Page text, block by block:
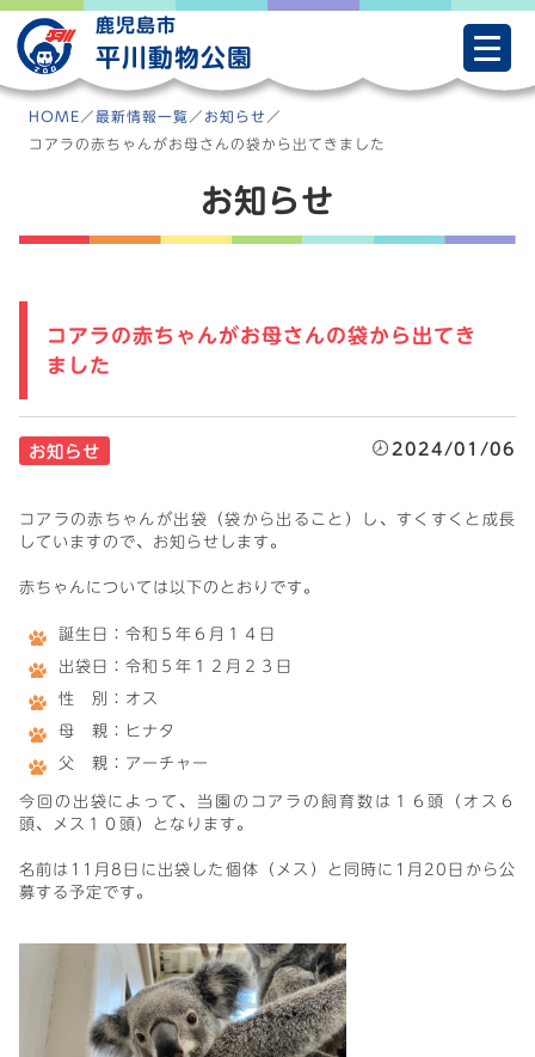
Skip
to
content
鹿児島市
平川動物公園
HOME ／最新情報一覧 ／ お知らせ ／
コアラの赤ちゃんがお母さんの袋から出てきました
お知らせ
コアラの赤ちゃんがお母さんの袋から出てき
ました
お知らせ 2024/01/06
コアラの赤ちゃんが出袋（袋から出ること）し、すくすくと成長
していますので、お知らせします。
赤ちゃんについては以下のとおりです。
誕生日：令和５年６月１４日
出袋日：令和５年１２月２３日
性 別：オス
母 親：ヒナタ
父 親：アーチャー
今回の出袋によって、当園のコアラの飼育数は１６頭（オス６
頭、メス１０頭）となります。
名前は11月8日に出袋した個体（メス）と同時に1月20日から公
募する予定です。